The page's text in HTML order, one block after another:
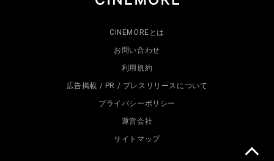
CINEMOREとは
お問い合わせ
利用規約
広告掲載 / PR / プレスリリースについて
プライバシーポリシー
運営会社
サイトマップ